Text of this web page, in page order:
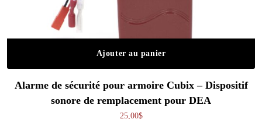
Ajouter au panier
Alarme de sécurité pour armoire Cubix – Dispositif
sonore de remplacement pour DEA
25,00$